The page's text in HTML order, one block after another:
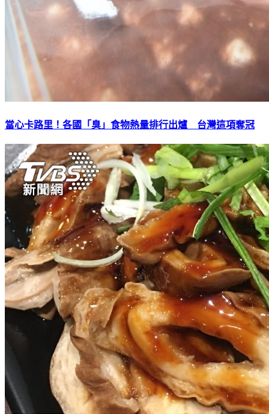
當心卡路里！各國「臭」食物熱量排行出爐 台灣這項奪冠